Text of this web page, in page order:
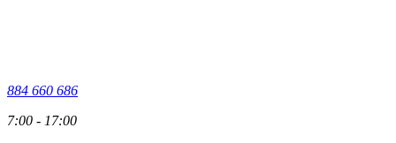
884 660 686
7:00 - 17:00